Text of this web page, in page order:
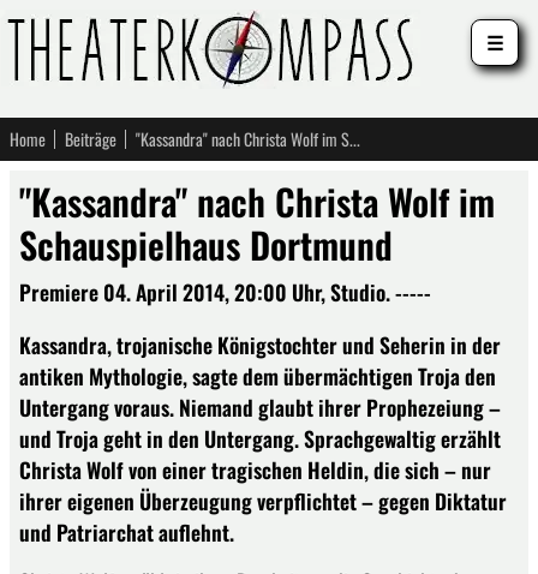
Home Beiträge "Kassandra" nach Christa Wolf im Schauspielhaus Dortmund
"Kassandra" nach Christa Wolf im
Schauspielhaus Dortmund
Premiere 04. April 2014, 20:00 Uhr, Studio. -----
Kassandra, trojanische Königstochter und Seherin in der
antiken Mythologie, sagte dem übermächtigen Troja den
Untergang voraus. Niemand glaubt ihrer Prophezeiung –
und Troja geht in den Untergang. Sprachgewaltig erzählt
Christa Wolf von einer tragischen Heldin, die sich – nur
ihrer eigenen Überzeugung verpflichtet – gegen Diktatur
und Patriarchat auflehnt.
☰